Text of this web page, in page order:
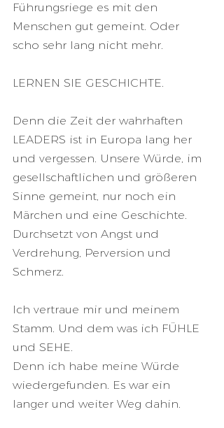
Führungsriege es mit den
Menschen gut gemeint. Oder
scho sehr lang nicht mehr.
LERNEN SIE GESCHICHTE.
Denn die Zeit der wahrhaften
LEADERS ist in Europa lang her
und vergessen. Unsere Würde, im
gesellschaftlichen und größeren
Sinne gemeint, nur noch ein
Märchen und eine Geschichte.
Durchsetzt von Angst und
Verdrehung, Perversion und
Schmerz.
Ich vertraue mir und meinem
Stamm. Und dem was ich FÜHLE
und SEHE.
Denn ich habe meine Würde
wiedergefunden. Es war ein
langer und weiter Weg dahin.